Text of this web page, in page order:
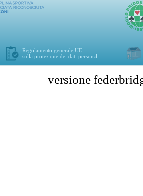
Regolamento generale UE
sulla protezione dei dati personali
versione